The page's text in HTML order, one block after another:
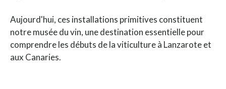
Aujourd'hui, ces installations primitives constituent
notre musée du vin, une destination essentielle pour
comprendre les débuts de la viticulture à Lanzarote et
aux Canaries.